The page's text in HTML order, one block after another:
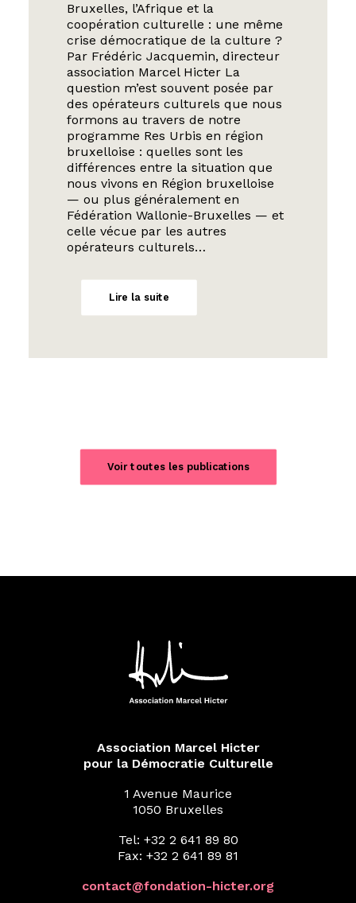
Bruxelles, l’Afrique et la
coopération culturelle : une même
crise démocratique de la culture ?
Par Frédéric Jacquemin, directeur
association Marcel Hicter La
question m’est souvent posée par
des opérateurs culturels que nous
formons au travers de notre
programme Res Urbis en région
bruxelloise : quelles sont les
différences entre la situation que
nous vivons en Région bruxelloise
— ou plus généralement en
Fédération Wallonie-Bruxelles — et
celle vécue par les autres
opérateurs culturels…
Lire la suite
Voir toutes les publications
Association Marcel Hicter
pour la Démocratie Culturelle
1 Avenue Maurice
1050 Bruxelles
Tel: +32 2 641 89 80
Fax: +32 2 641 89 81
contact@fondation-hicter.org